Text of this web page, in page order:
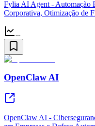
Fylia AI Agent - Automação
Corporativa, Otimização de
--
OpenClaw AI
OpenClaw AI -